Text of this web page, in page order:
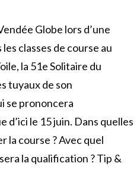
Globe lors d’une
classes de course au
la 51e Solitaire du
tuyaux de son
se prononcera
le 15 juin. Dans quelles
la course ? Avec quel
la qualification ? Tip &